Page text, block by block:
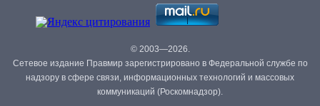
© 2003—2026.
Сетевое издание Правмир зарегистрировано в Федеральной службе по
надзору в сфере связи, информационных технологий и массовых
коммуникаций (Роскомнадзор).